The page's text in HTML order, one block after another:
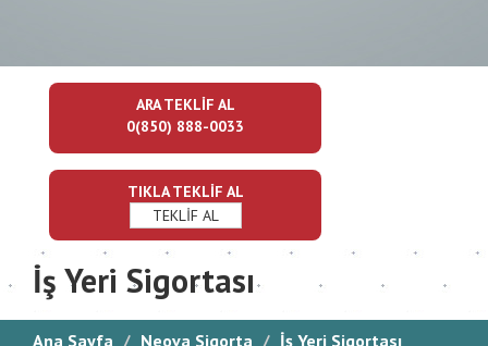
ARA TEKLİF AL
0(850) 888-0033
TIKLA TEKLİF AL
TEKLİF AL
İş Yeri Sigortası
Ana Sayfa Neova Sigorta İş Yeri Sigortası